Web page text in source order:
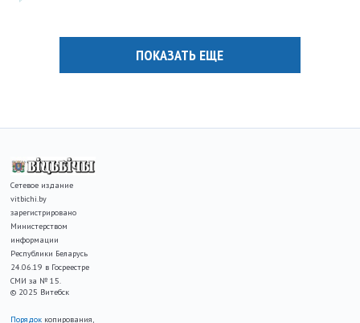
ПОКАЗАТЬ ЕЩЕ
Сетевое издание
vitbichi.by
зарегистрировано
Министерством
информации
Республики Беларусь
24.06.19 в Госреестре
СМИ за № 15.
© 2025 Витебск
Порядок копирования,